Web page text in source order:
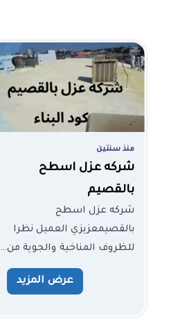
منذ سنتين
شركه عزل اسطح
بالقصيم
شركه عزل اسطح
بالقصيمعزيزي العميل نظرا
للظروف المناخية والجوية من…
عرض المزيد